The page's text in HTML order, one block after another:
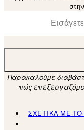
Ηλεκτρονική
Παρακαλούμε
πώς
ΣΧΕΤΙΚΑ ΜΕ ΤΟ